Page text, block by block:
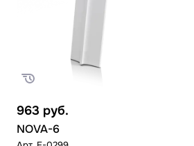
963 руб.
NOVA-6